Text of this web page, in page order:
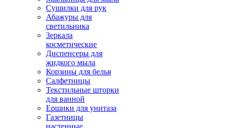
Сушилки для рук
Абажуры для
светильника
Зеркала
косметические
Диспенсеры для
жидкого мыла
Корзины для белья
Салфетницы
Текстильные шторки
для ванной
Ершики для унитаза
Газетницы
настенные